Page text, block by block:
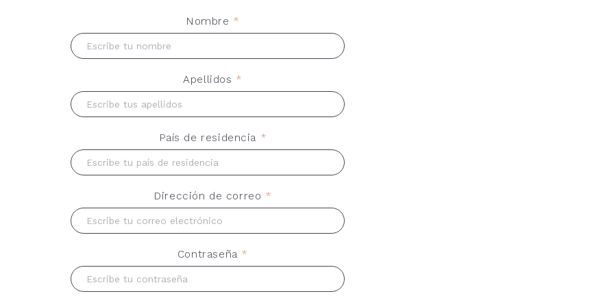
Nombre *
Apellidos *
País de residencia *
Dirección de correo *
Contraseña *